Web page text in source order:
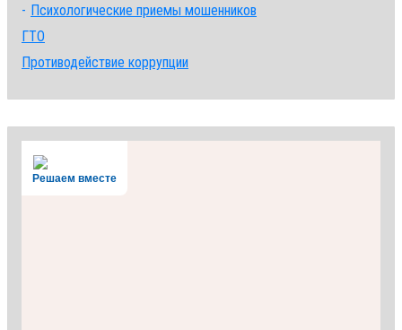
Психологические приемы мошенников
ГТО
Противодействие коррупции
Решаем вместе